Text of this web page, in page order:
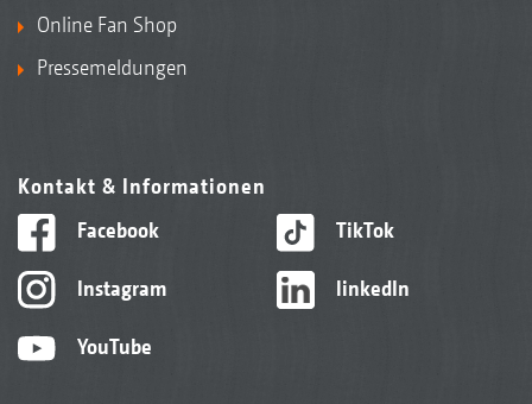
Online Fan Shop
Pressemeldungen
Kontakt & Informationen
Facebook
Instagram
YouTube
TikTok
linkedIn